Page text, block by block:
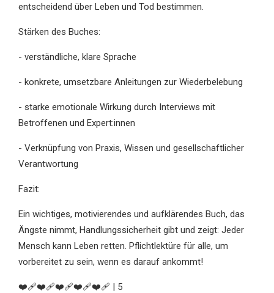
entscheidend über Leben und Tod bestimmen.
Stärken des Buches:
- verständliche, klare Sprache
- konkrete, umsetzbare Anleitungen zur Wiederbelebung
- starke emotionale Wirkung durch Interviews mit
Betroffenen und Expert:innen
- Verknüpfung von Praxis, Wissen und gesellschaftlicher
Verantwortung
Fazit:
Ein wichtiges, motivierendes und aufklärendes Buch, das
Ängste nimmt, Handlungssicherheit gibt und zeigt: Jeder
Mensch kann Leben retten. Pflichtlektüre für alle, um
vorbereitet zu sein, wenn es darauf ankommt!
❤️‍🩹❤️‍🩹❤️‍🩹❤️‍🩹❤️‍🩹 | 5